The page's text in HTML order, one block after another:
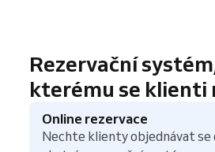
Rezervační
kterému se klienti
Online rezervace
Nechte klienty objednávat